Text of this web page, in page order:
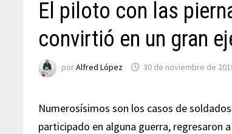
El piloto con las
convirtió en un gran
porAlfred López 30 de noviembre de
Numerosísimos son los casos de
participado en alguna guerra, regresaron